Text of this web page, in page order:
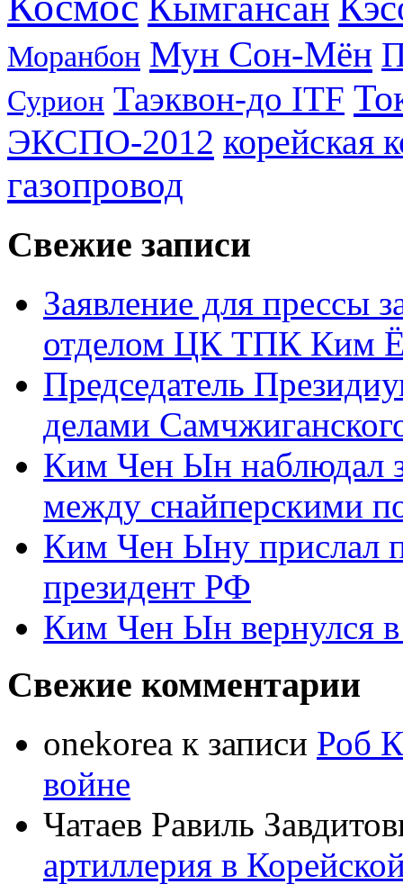
Моранбон Мун Сон-Мён
Сурион Таэквон-до ITF
ЭКСПО-2012 корейская
газопровод
Свежие записи
Заявление для прессы
отделом ЦК ТПК Ким
Председатель
делами
Ким Чен Ын наблюдал
между снайперскими
Ким Чен Ыну прислал
президент РФ
Ким Чен Ын вернулся
Свежие комментарии
onekorea к записи Роб
войне
Чатаев Равиль
артиллерия в